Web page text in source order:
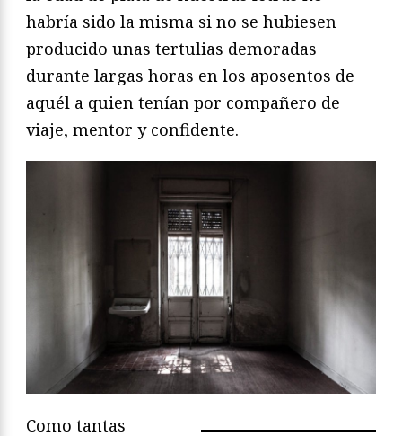
habría sido la misma si no se hubiesen
producido unas tertulias demoradas
durante largas horas en los aposentos de
aquél a quien tenían por compañero de
viaje, mentor y confidente.
Como tantas